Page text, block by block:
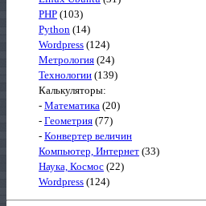
PHP (103)
Python (14)
Wordpress (124)
Метрология (24)
Технологии (139)
Калькуляторы:
- Математика (20)
- Геометрия (77)
- Конвертер величин
Компьютер, Интернет (33)
Наука, Космос (22)
Wordpress (124)